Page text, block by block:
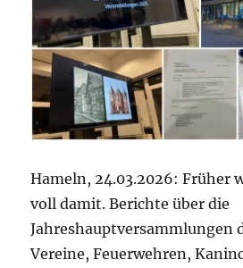
Hameln, 24.03.2026: Früher
voll damit. Berichte über die
Jahreshauptversammlungen
Vereine, Feuerwehren,